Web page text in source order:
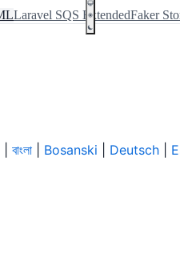
Laravel SQS ExtendedFaker
বাংলা| Bosanski Deutsch|